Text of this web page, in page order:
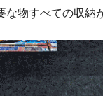
物すべての収納